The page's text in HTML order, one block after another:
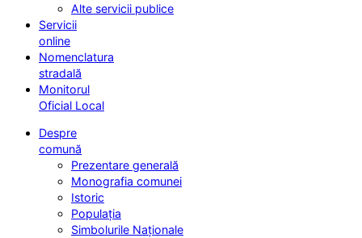
Alte servicii publice
Servicii
online
Nomenclatura
stradală
Monitorul
Oficial Local
Despre
comună
Prezentare generală
Monografia comunei
Istoric
Populația
Simbolurile Naționale